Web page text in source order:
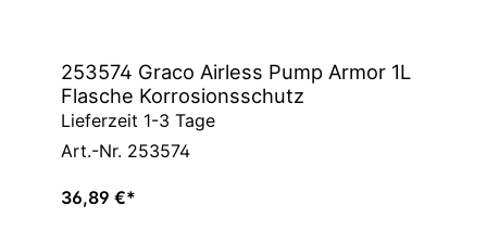
253574 Graco Airless Pump Armor 1L
Flasche Korrosionsschutz
Lieferzeit 1-3 Tage
Art.-Nr. 253574
36,89 €*